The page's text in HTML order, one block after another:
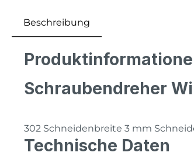
Beschreibung
Schraubendreher
302 Schneidenbreite 3 mm
Technische Daten